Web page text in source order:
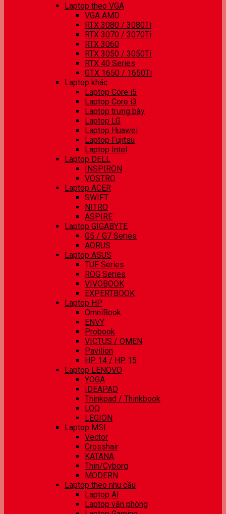
Laptop theo VGA
VGA AMD
RTX 3080 / 3080Ti
RTX 3070 / 3070Ti
RTX 3060
RTX 3050 / 3050Ti
RTX 40 Series
GTX 1650 / 1650Ti
Laptop khác
Laptop Core i5
Laptop Core i3
Laptop trưng bày
Laptop LG
Laptop Huawei
Laptop Fujitsu
Laptop Intel
Laptop DELL
INSPIRON
VOSTRO
Laptop ACER
SWIFT
NITRO
ASPIRE
Laptop GIGABYTE
G5 / G7 Series
AORUS
Laptop ASUS
TUF Series
ROG Series
VIVOBOOK
EXPERTBOOK
Laptop HP
OmniBook
ENVY
Probook
VICTUS / OMEN
Pavilion
HP 14 / HP 15
Laptop LENOVO
YOGA
IDEAPAD
Thinkpad / Thinkbook
LOQ
LEGION
Laptop MSI
Vector
Crosshair
KATANA
Thin/Cyborg
MODERN
Laptop theo nhu cầu
Laptop AI
Laptop văn phòng